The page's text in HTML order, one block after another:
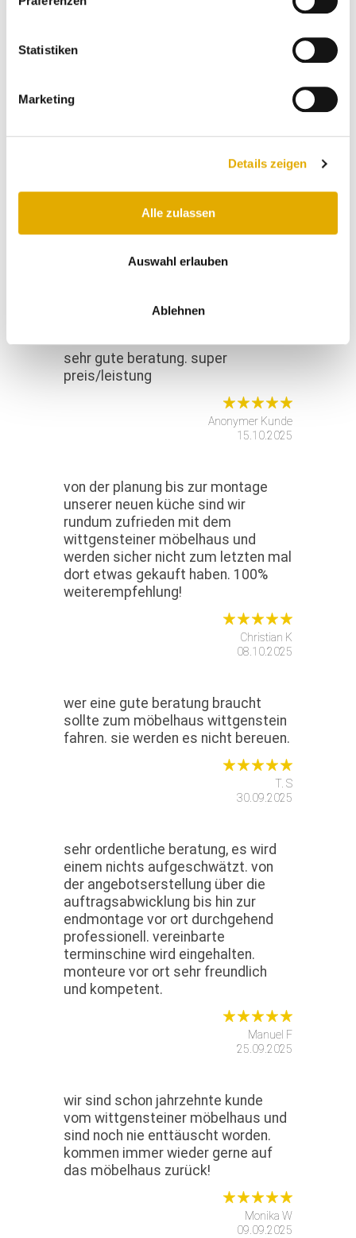
Statistiken
Marketing
Details zeigen
Alle zulassen
Auswahl erlauben
Ablehnen
fristgerecht; freundlichkeit und
Jutta S
sehr gute beratung. super
preis/leistung
Anonymer Kunde
15.10.2025
von der planung bis zur montage
unserer neuen küche sind wir
rundum zufrieden mit dem
wittgensteiner möbelhaus und
werden sicher nicht zum letzten mal
dort etwas gekauft haben. 100%
weiterempfehlung!
Christian K
08.10.2025
wer eine gute beratung braucht
sollte zum möbelhaus wittgenstein
fahren. sie werden es nicht bereuen.
T. S
30.09.2025
sehr ordentliche beratung, es wird
einem nichts aufgeschwätzt. von
der angebotserstellung über die
auftragsabwicklung bis hin zur
endmontage vor ort durchgehend
professionell. vereinbarte
terminschine wird eingehalten.
monteure vor ort sehr freundlich
und kompetent.
Manuel F
25.09.2025
wir sind schon jahrzehnte kunde
vom wittgensteiner möbelhaus und
sind noch nie enttäuscht worden.
kommen immer wieder gerne auf
das möbelhaus zurück!
Monika W
09.09.2025